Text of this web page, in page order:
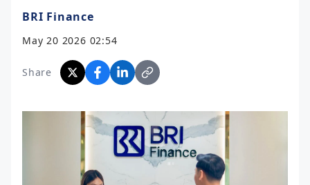
BRI Finance
May 20 2026 02:54
Share